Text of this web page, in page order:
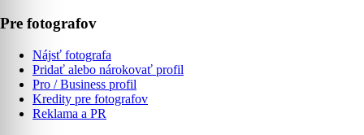
Pre fotografov
Nájsť fotografa
Pridať alebo nárokovať profil
Pro / Business profil
Kredity pre fotografov
Reklama a PR